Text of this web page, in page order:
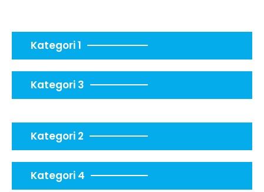
Kategori 1
Kategori 3
Kategori 2
Kategori 4